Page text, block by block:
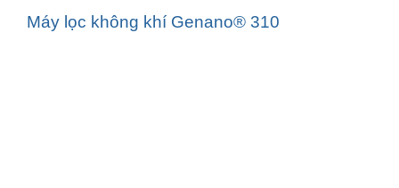
Máy lọc không khí Genano® 310